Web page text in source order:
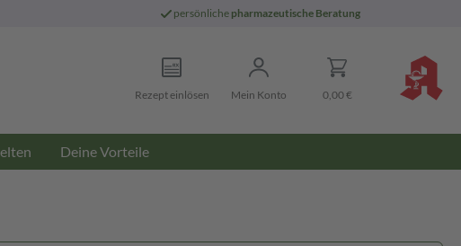
persönliche pharmazeutische Beratung
Rezept einlösen Mein Konto 0,00 €
Deine Vorteile